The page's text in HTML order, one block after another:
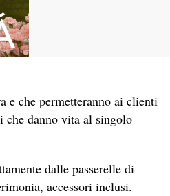
e che permetteranno ai clienti
che danno vita al singolo
dalle passerelle di
accessori inclusi.